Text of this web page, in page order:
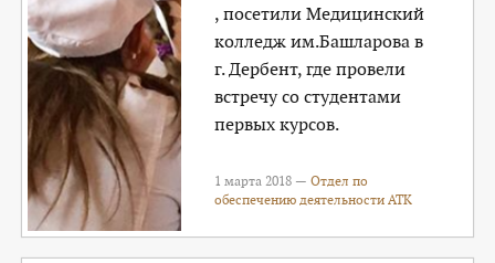
, посетили Медицинский
колледж им.Башларова в
г. Дербент, где провели
встречу со студентами
первых курсов.
1 марта 2018 —Отдел по
обеспечению деятельности АТК